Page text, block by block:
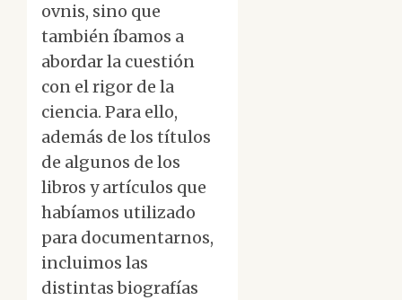
ovnis, sino que
también íbamos a
abordar la cuestión
con el rigor de la
ciencia. Para ello,
además de los títulos
de algunos de los
libros y artículos que
habíamos utilizado
para documentarnos,
incluimos las
distintas biografías